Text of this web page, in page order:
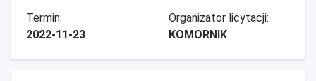
Termin:
2022-11-23
Organizator licytacji:
KOMORNIK